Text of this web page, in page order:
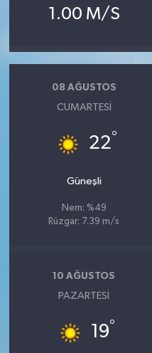
1.00 M/S
08 AĞUSTOS
CUMARTESI
22°
Güneşli
Nem: %49
Rüzgar: 7.39 m/s
10 AĞUSTOS
PAZARTESI
19°